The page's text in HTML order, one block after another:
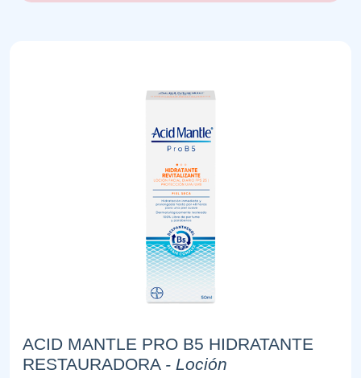
ACID MANTLE PRO B5 HIDRATANTE
RESTAURADORA - Loción